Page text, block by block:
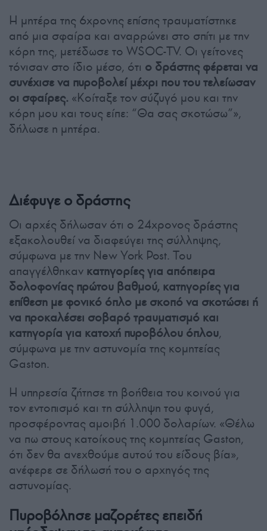
Η μητέρα της 6χρονης επίσης τραυματίστηκε
από μια σφαίρα και αναρρώνει στο σπίτι με την
κόρη της, μετέδωσε το WSOC-TV. Οι γείτονες
τόνισαν στο ίδιο μέσο, ότι ο δράστης φέρεται να
συνέχισε να πυροβολεί μέχρι που του τελείωσαν
οι σφαίρες. «Κοίταξε τον σύζυγό μου και την
κόρη μου και τους είπε: “Θα σας σκοτώσω”»,
δήλωσε η μητέρα.
Διέφυγε ο δράστης
Οι αρχές δήλωσαν ότι ο 24χρονος δράστης
εξακολουθεί να διαφεύγει της σύλληψης,
σύμφωνα με την New York Post. Του
απαγγέλθηκαν κατηγορίες για απόπειρα
δολοφονίας πρώτου βαθμού, κατηγορίες για
επίθεση με φονικό όπλο με σκοπό να σκοτώσει ή
να προκαλέσει σοβαρό τραυματισμό και
κατηγορία για κατοχή πυροβόλου όπλου,
σύμφωνα με την αστυνομία της κομητείας
Gaston.
Η υπηρεσία ζήτησε τη βοήθεια του κοινού για
τον εντοπισμό και τη σύλληψη του φυγά,
προσφέροντας αμοιβή 1.000 δολαρίων. «Θέλω
να πω στους κατοίκους της κομητείας Gaston,
ότι δεν θα ανεχθούμε αυτού του είδους βία»,
ανέφερε σε δήλωσή του ο αρχηγός της
αστυνομίας.
Πυροβόλησε μαζορέτες επειδή